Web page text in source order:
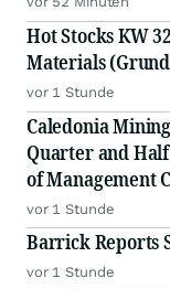
Hot Stocks KW
Materials
vor 1 Stunde
Caledonia
Quarter and Half
of Management
Declaration
vor 1 Stunde
Barrick Reports
vor 1 Stunde